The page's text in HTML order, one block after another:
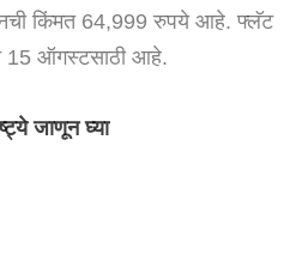
किंमत 64,999 रुपये आहे. फ्लॅट
15 ऑगस्टसाठी आहे.
जाणून घ्या